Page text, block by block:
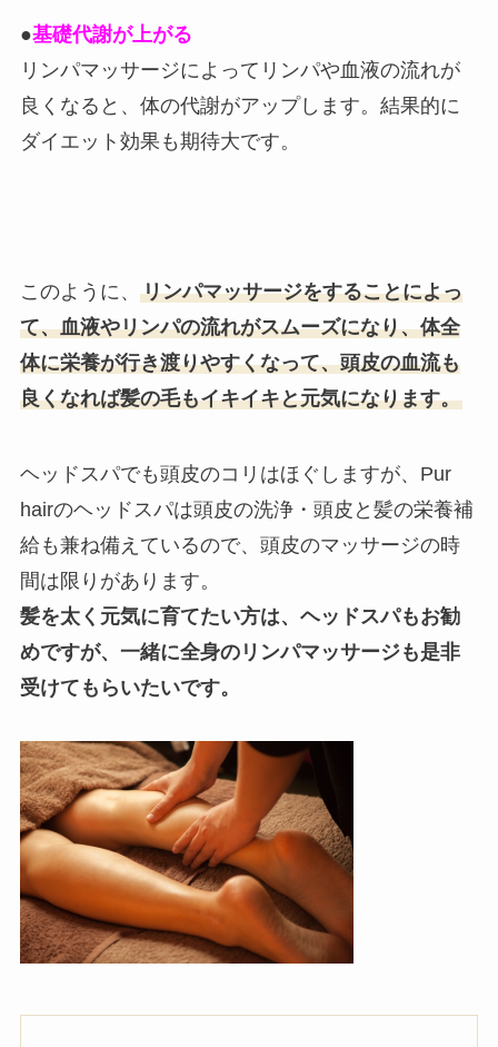
●基礎代謝が上がる
リンパマッサージによってリンパや血液の流れが
良くなると、体の代謝がアップします。結果的に
ダイエット効果も期待大です。
このように、 リンパマッサージをすることによっ
て、血液やリンパの流れがスムーズになり、体全
体に栄養が行き渡りやすくなって、頭皮の血流も
良くなれば髪の毛もイキイキと元気になります。
ヘッドスパでも頭皮のコリはほぐしますが、Pur
hairのヘッドスパは頭皮の洗浄・頭皮と髪の栄養補
給も兼ね備えているので、頭皮のマッサージの時
間は限りがあります。
髪を太く元気に育てたい方は、ヘッドスパもお勧
めですが、一緒に全身のリンパマッサージも是非
受けてもらいたいです。